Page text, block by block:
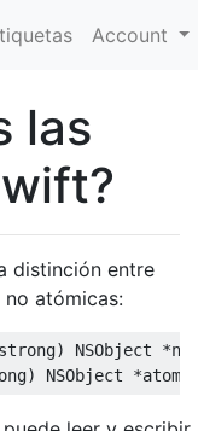
Account
las
distinción entre
atómicas:
) NSObject *
) NSObject *